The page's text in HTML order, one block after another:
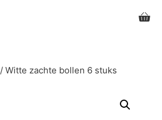
/ Witte zachte bollen 6 stuks